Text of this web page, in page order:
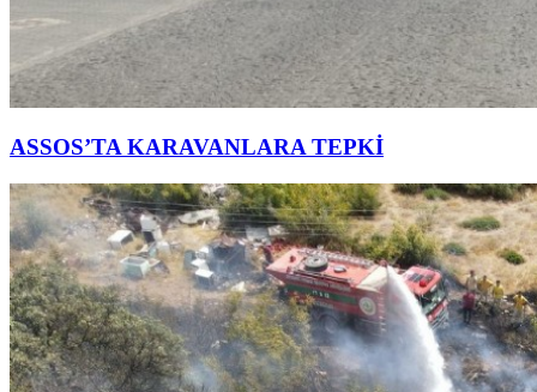
ASSOS’TA KARAVANLARA TEPKİ